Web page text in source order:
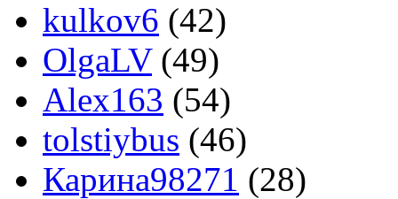
kulkov6 (42)
OlgaLV(49)
Alex163 (54)
tolstiybus (46)
Карина98271 (28)